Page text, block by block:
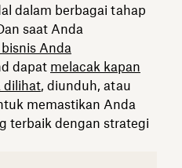
dalam berbagai tahap
saat Anda
Anda
dapat melacak kapan
dilihat, diunduh, atau
memastikan Anda
terbaik dengan strategi